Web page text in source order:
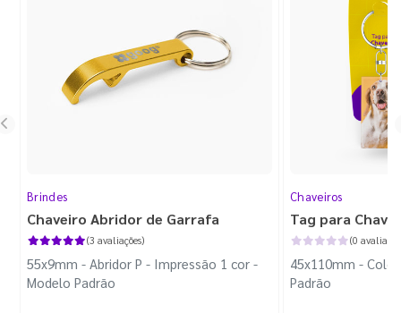
Brindes
Chaveiro Abridor de Garrafa
(3 avaliações)
55x9mm - Abridor P - Impressão 1 cor -
Modelo Padrão
Chaveiros
Tag para
(0
45x110mm -
Padrão